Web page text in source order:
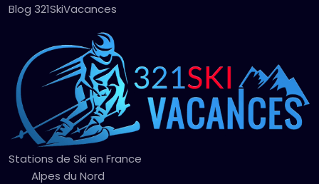
Blog 321SkiVacances
Stations de Ski en France
Alpes du Nord